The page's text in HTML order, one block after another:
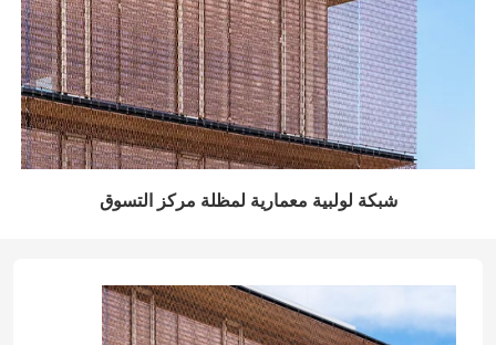
شبكة لولبية معمارية لمظلة مركز التسوق